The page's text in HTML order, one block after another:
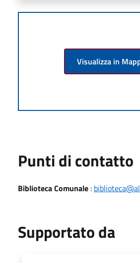
Visualizza in
Punti di contatto
Biblioteca Comunale :
Supportato da